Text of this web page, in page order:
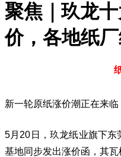
聚焦｜玖龙
价，各地纸厂
新一轮原纸涨价潮正在来临
5月20日， 玖龙纸业旗下东
基地同步发出涨价函，其瓦